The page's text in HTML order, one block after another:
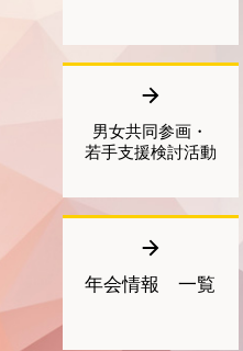
男女共同参画・
若手支援検討活動
年会情報 一覧